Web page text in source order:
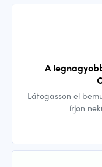
A
Látogasson el
írjon